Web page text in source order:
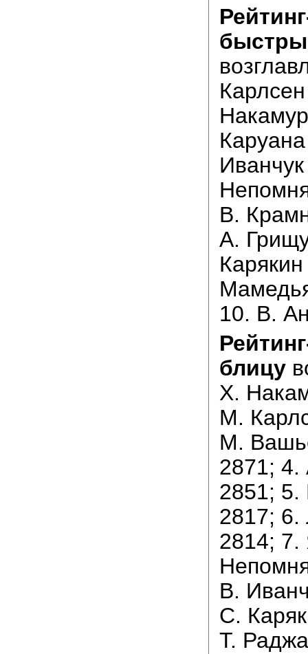
В.
А.
10. В.
блицу
Х.
М.
М.
2871; 4.
2851; 5.
2817; 6.
2814; 7.
В.
С.
Т.